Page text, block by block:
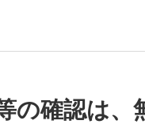
の確認は、